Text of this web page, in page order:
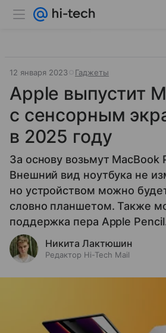
12 января 2023 Гаджеты
Apple выпустит
с сенсорным
в 2025 году
За основу возьмут MacBook
Внешний вид ноутбука не
но устройством можно
словно планшетом. Также
поддержка пера Apple
Никита Лактюшин
Редактор Hi-Tech Mail